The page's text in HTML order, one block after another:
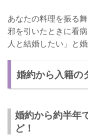
あなたの料理を振る
邪を引いたときに看
人と結婚したい」と
婚約から入籍の
婚約から約半年
ど！